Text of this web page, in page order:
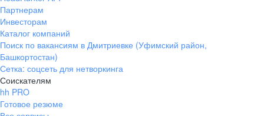
Партнерам
Инвесторам
Каталог компаний
Поиск по вакансиям в Дмитриевке (Уфимский район,
Башкортостан)
Сетка: соцсеть для нетворкинга
Соискателям
hh PRO
Готовое резюме